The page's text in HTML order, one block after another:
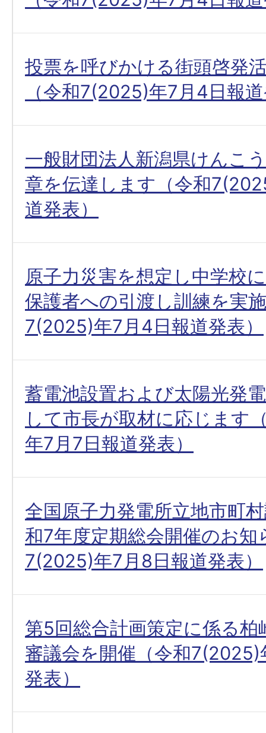
投票を呼びかける街頭啓発
（令和7(2025)年7月4日報
一般財団法人新潟県けんこ
章を伝達します（令和
道発表）
原子力災害を想定し中学校
保護者への引渡し訓練を実
7(2025)年7月4日報道発表）
蓄電池設置および太陽光発
して市長が取材に応じます
年7月7日報道発表）
全国原子力発電所立地市町
和7年度定期総会開催のお知
7(2025)年7月8日報道発表）
第5回総合計画策定に係る柏
審議会を開催（令和7(2025)
発表）